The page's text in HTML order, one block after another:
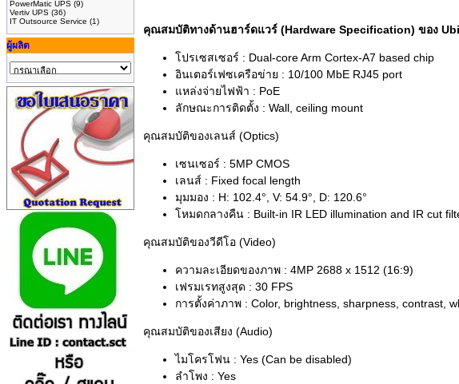
PowerMatic UPS (9)
Vertiv UPS (36)
IT Outsource Service (1)
ผู้ผลิต
คุณสมบัติทางด้านฮาร์ดแวร์ (Hardware Specification) ของ
โปรเซสเซอร์ : Dual-core Arm Cortex-A7 based chip
อินเตอร์เฟซเครือข่าย : 10/100 MbE RJ45 port
แหล่งจ่ายไฟฟ้า : PoE
ลักษณะการติดตั้ง : Wall, ceiling mount
คุณสมบัติของเลนส์ (Optics)
เซนเซอร์ : 5MP CMOS
เลนส์ : Fixed focal length
มุมมอง : H: 102.4°, V: 54.9°, D: 120.6°
โหมดกลางคืน : Built-in IR LED illumination and IR cut
คุณสมบัติของวีดีโอ (Video)
ความละเอียดของภาพ : 4MP 2688 x 1512 (16:9)
เฟรมเรทสูงสุด : 30 FPS
การตั้งค่าภาพ : Color, brightness, sharpness, contrast,
คุณสมบัติของเสียง (Audio)
ไมโครโฟน : Yes (Can be disabled)
ลำโพง : Yes